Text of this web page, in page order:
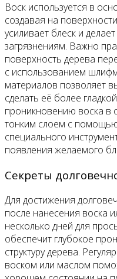
Воск используется в
создавая на
усиливает блеск и
загрязнениям. Важно
поверхность дерева
с использованием
материалов позволяет
сделать её более
проникновению воска в
тонким слоем с
специального
появления желаемого
Секреты
Для достижения
после нанесения воска
несколько дней для
обеспечит глубокое
структуру дерева.
воском или маслом